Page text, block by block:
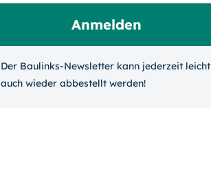
Der Baulinks-Newsletter kann jeder­zeit leicht
auch wieder ab­bestellt werden!